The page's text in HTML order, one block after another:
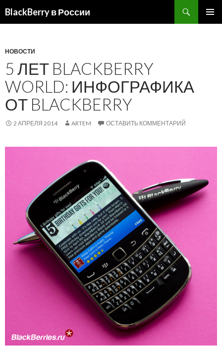
BlackBerry в России
НОВОСТИ
5 ЛЕТ BLACKBERRY
WORLD: ИНФОГРАФИКА
ОТ BLACKBERRY
2 АПРЕЛЯ 2014 ARTEM ОСТАВИТЬ КОММЕНТАРИЙ